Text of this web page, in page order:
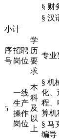
§ 财
§ 汉
小计
序
号
招聘
岗位
学
历
要
求
专业
5
一线
生产
操作
岗位
本
科
及
以
上
§ 机
化、
程、
算机
§ 马
编导